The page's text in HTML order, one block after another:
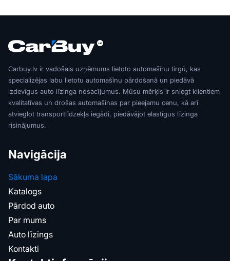
Carbuy.lv ir vadošais uzņēmums lietoto automašīnu tirgū, kas
specializējas labu lietotu automašīnu pārdošanā un piedāvā
izdevīgus auto līzinga nosacījumus. Mūsu mērķis ir sniegt klientiem
kvalitatīvas un drošas automašīnas par pieejamu cenu, kā arī
atvieglot transportlīdzekļa iegādi, piedāvājot elastīgus līzinga
risinājumus.
Navigācija
Sākuma lapa
Katalogs
Pārdod auto
Par mums
Auto līzings
Kontakti